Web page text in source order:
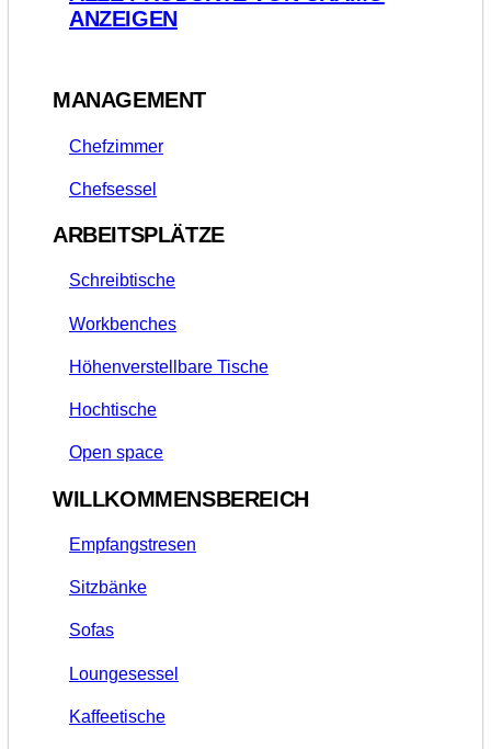
ANZEIGEN
MANAGEMENT
Chefzimmer
Chefsessel
ARBEITSPLÄTZE
Schreibtische
Workbenches
Höhenverstellbare Tische
Hochtische
Open space
WILLKOMMENSBEREICH
Empfangstresen
Sitzbänke
Sofas
Loungesessel
Kaffeetische